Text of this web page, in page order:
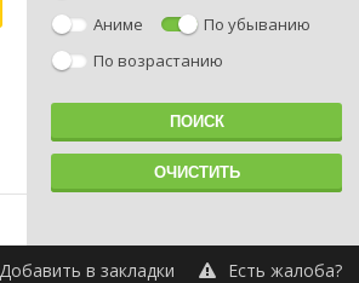
Аниме
По убыванию
По возрастанию
Добавить в закладки Есть жалоба?